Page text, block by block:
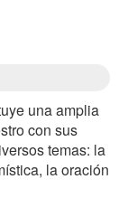
una amplia
con sus
temas: la
la oración